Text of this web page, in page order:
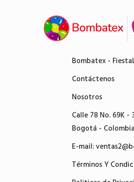
Bombatex -
Contáctenos
Nosotros
Calle 78 No. 69K -
Bogotá - Colombia
E-mail:
Términos Y